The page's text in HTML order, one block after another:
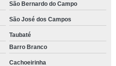
São Bernardo do Campo
São José dos Campos
Taubaté
Barro Branco
Cachoeirinha